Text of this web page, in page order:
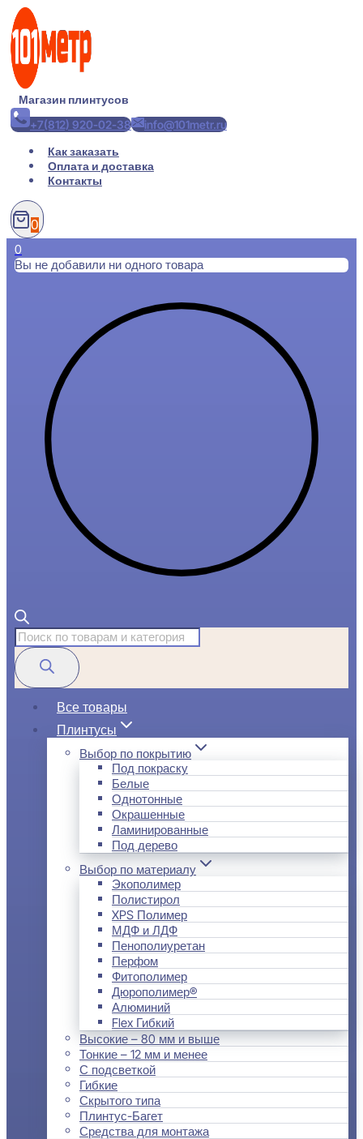
Перейти
содержимому
Магазин плинтусов
+7(812) 920-02-38
info@101metr.ru
Как заказать
Оплата и доставка
Контакты
0
0
Вы не добавили ни одного товара
Поиск
товаров
Все товары
Плинтусы
Выбор по покрытию
Под покраску
Белые
Однотонные
Окрашенные
Ламинированные
Под дерево
Выбор по материалу
Экополимер
Полистирол
XPS Полимер
МДФ и ЛДФ
Пенополиуретан
Перфом
Фитополимер
Дюрополимер®
Алюминий
Flex Гибкий
Высокие – 80 мм и выше
Тонкие – 12 мм и менее
С подсветкой
Гибкие
Скрытого типа
Плинтус-Багет
Средства для монтажа